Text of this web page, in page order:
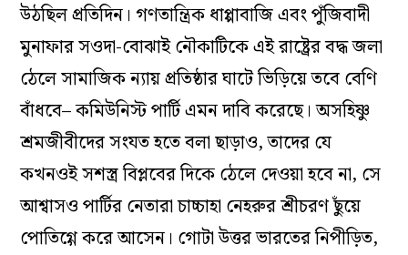
উঠছিল প্রতিদিন। গণতান্ত্রিক ধাপ্পাবাজি এবং পুঁজিবাদী
মুনাফার সওদা-বোঝাই নৌকাটিকে এই রাষ্ট্রের বদ্ধ জলা
ঠেলে সামাজিক ন্যায় প্রতিষ্ঠার ঘাটে ভিড়িয়ে তবে বেণি
বাঁধবে– কমিউনিস্ট পার্টি এমন দাবি করেছে। অসহিষ্ণু
শ্রমজীবীদের সংযত হতে বলা ছাড়াও, তাদের যে
কখনওই সশস্ত্র বিপ্লবের দিকে ঠেলে দেওয়া হবে না, সে
আশ্বাসও পার্টির নেতারা চাচ্চাহা নেহরুর শ্রীচরণ ছুঁয়ে
পোতিগ্গে করে আসেন। গোটা উত্তর ভারতের নিপীড়িত,